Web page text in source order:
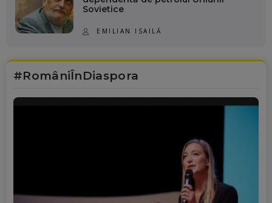
Sovietice
EMILIAN ISAILĂ
#RomâniÎnDiaspora